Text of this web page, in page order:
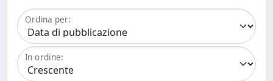
Ordina per:
In ordine: